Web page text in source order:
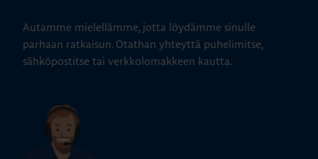
Autamme mielellämme, jotta löydämme sinulle
parhaan ratkaisun. Otathan yhteyttä puhelimitse,
sähköpostitse tai verkkolomakkeen kautta.